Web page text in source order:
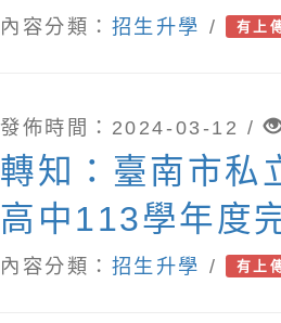
(原住民籍學生)
內容分類： 招生升學 / 有上
發佈時間：2024-03-12 /
轉知：臺南市私
高中113學年度
學簡章
內容分類： 招生升學 / 有上